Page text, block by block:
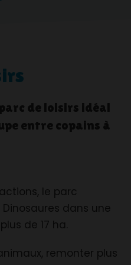
de loisirs idéal
entre copains à
le parc
dans une
de 17 ha
remonter plus